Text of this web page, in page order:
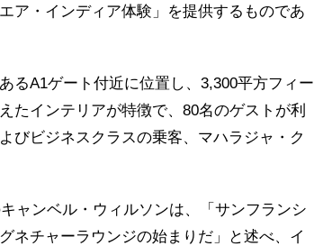
ア・インディア体験」を提供するものであ
るA1ゲート付近に位置し、3,300平方フィー
たインテリアが特徴で、80名のゲストが利
びビジネスクラスの乗客、マハラジャ・ク
ャンベル・ウィルソンは、「サンフランシ
ネチャーラウンジの始まりだ」と述べ、イ